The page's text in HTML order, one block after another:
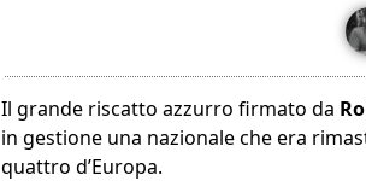
Il grande riscatto azzurro firmato da
in gestione una nazionale che era
quattro d’Europa.